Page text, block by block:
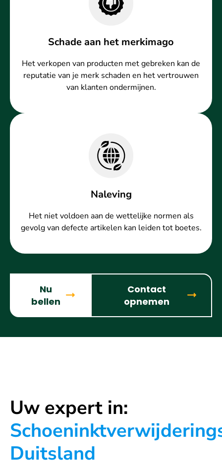
Schade aan het merkimago
Het verkopen van producten met gebreken kan de
reputatie van je merk schaden en het vertrouwen
van klanten ondermijnen.
Naleving
Het niet voldoen aan de wettelijke normen als
gevolg van defecte artikelen kan leiden tot boetes.
Nu
bellen
Contact
opnemen
Uw expert in:
Duitsland